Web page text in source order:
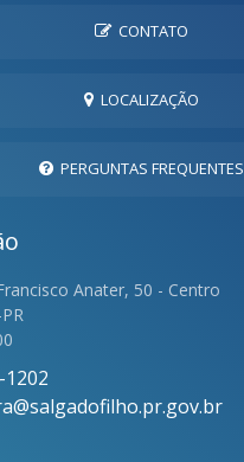
CONTATO
LOCALIZAÇÃO
PERGUNTAS FREQUENTES
Anater, 50 - Centro
1202